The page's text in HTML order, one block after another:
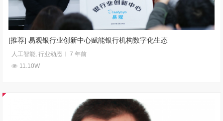
[推荐] 易观银行业创新中心赋能银行机构数字化生态
人工智能,行业动态
7 年前
11.10W